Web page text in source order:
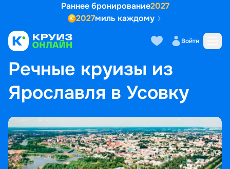
Раннее бронирование2027
2027миль каждому
Войти
ГЛАВНАЯ • ПОПУЛЯРНЫЕ НАПРАВЛЕНИЯ
РЕЧНЫЕ КРУИЗЫ ИЗ ЯРОСЛАВЛЯ В УСОВКУ
Речные круизы из
Ярославля в Усовку